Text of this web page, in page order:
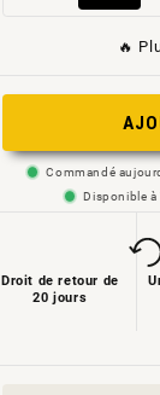
non
disponible
ou
🔥
Commandé
Disponible
Droit de retour de
20 jours